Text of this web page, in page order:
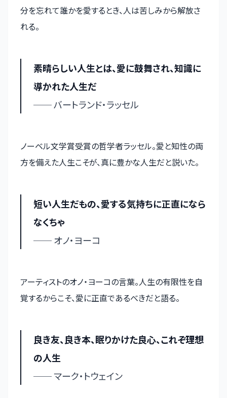
分を忘れて誰かを愛するとき、人は苦しみから解放さ
れる。
素晴らしい人生とは、愛に鼓舞され、知識に
導かれた人生だ
── バートランド・ラッセル
ノーベル文学賞受賞の哲学者ラッセル。愛と知性の両
方を備えた人生こそが、真に豊かな人生だと説いた。
短い人生だもの、愛する気持ちに正直になら
なくちゃ
── オノ・ヨーコ
アーティストのオノ・ヨーコの言葉。人生の有限性を自
覚するからこそ、愛に正直であるべきだと語る。
良き友、良き本、眠りかけた良心、これぞ理想
の人生
── マーク・トウェイン